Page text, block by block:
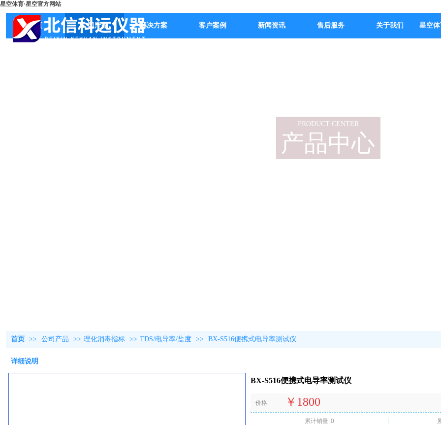
星空体育·星空官方网站
首页 公司产品 解决方案 客户案例 新闻资讯 售后服务 关于我们 星空体
产品中心
PRODUCT CENTER
首页 >> 公司产品 >> 理化消毒指标 >> TDS/电导率/盐度 >> BX-S516便携式电导率测试仪
详细说明
BX-S516便携式电导率测试仪
价格 ￥1800
累计销量 0